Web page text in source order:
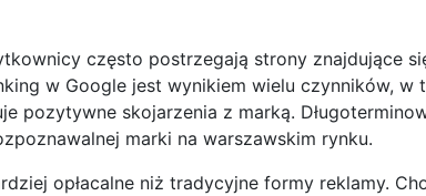
często postrzegają strony znajdujące
w Google jest wynikiem wielu czynników, w
pozytywne skojarzenia z marką.
marki na warszawskim rynku.
opłacalne niż tradycyjne formy reklamy.